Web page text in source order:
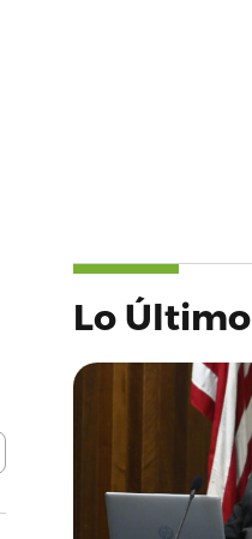
Lo Último